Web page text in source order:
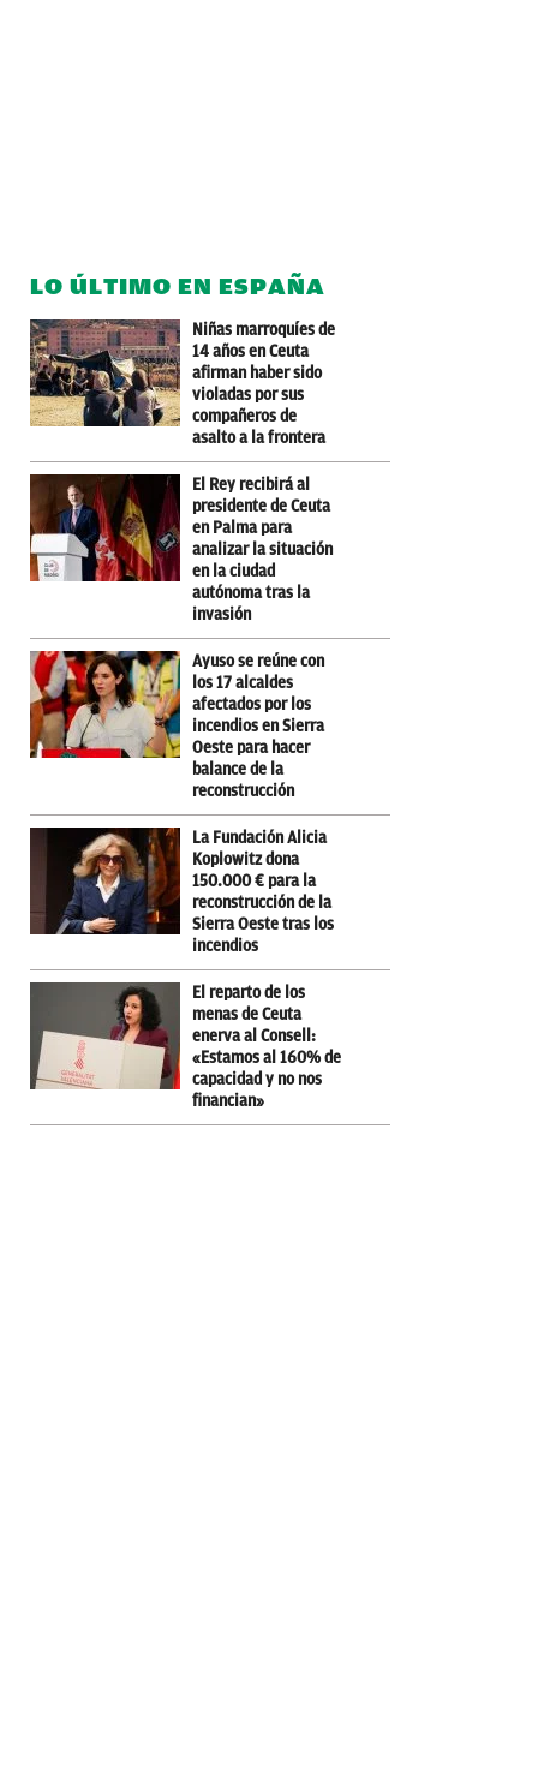
LO ÚLTIMO EN ESPAÑA
Niñas marroquíes de
14 años en Ceuta
afirman haber sido
violadas por sus
compañeros de
asalto a la frontera
El Rey recibirá al
presidente de Ceuta
en Palma para
analizar la situación
en la ciudad
autónoma tras la
invasión
Ayuso se reúne con
los 17 alcaldes
afectados por los
incendios en Sierra
Oeste para hacer
balance de la
reconstrucción
La Fundación Alicia
Koplowitz dona
150.000 € para la
reconstrucción de la
Sierra Oeste tras los
incendios
El reparto de los
menas de Ceuta
enerva al Consell:
«Estamos al 160% de
capacidad y no nos
financian»